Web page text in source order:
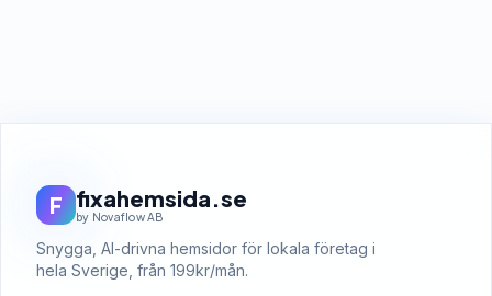
F fixahemsida.se
by Novaflow AB
Snygga, AI-drivna hemsidor för lokala företag i
hela Sverige, från 199kr/mån.